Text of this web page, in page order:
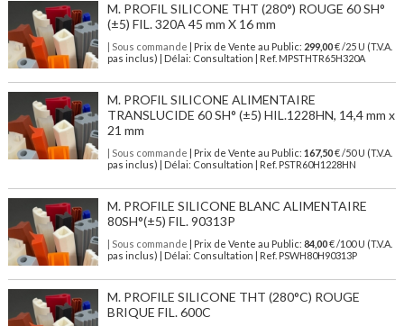
M. PROFIL SILICONE THT (280°) ROUGE 60 SH°
(±5) FIL. 320A 45 mm X 16 mm
| Sous commande | Prix de Vente au Public: 299,00€ /25 U (T.V.A.
pas inclus) | Délai: Consultation | Ref. MPSTHTR65H320A
M. PROFIL SILICONE ALIMENTAIRE
TRANSLUCIDE 60 SH° (±5) HIL.1228HN, 14,4 mm x
21 mm
| Sous commande | Prix de Vente au Public: 167,50€ /50 U (T.V.A.
pas inclus) | Délai: Consultation | Ref. PSTR60H1228HN
M. PROFILE SILICONE BLANC ALIMENTAIRE
80SH°(±5) FIL. 90313P
| Sous commande | Prix de Vente au Public: 84,00€ /100 U (T.V.A.
pas inclus) | Délai: Consultation | Ref. PSWH80H90313P
M. PROFILE SILICONE THT (280°C) ROUGE
BRIQUE FIL. 600C